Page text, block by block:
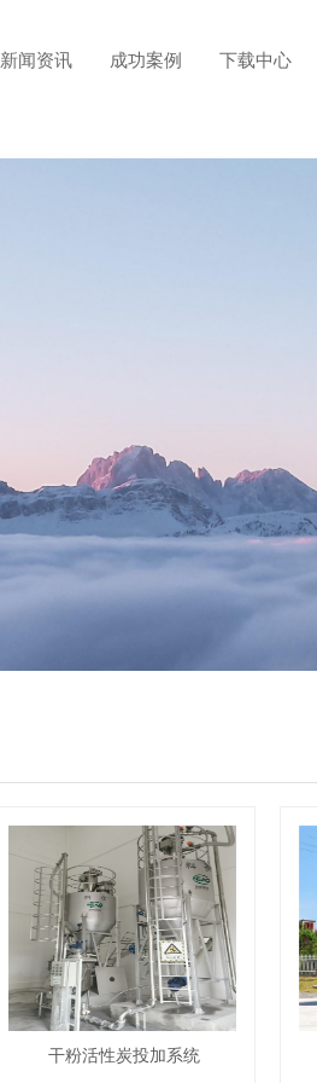
新闻资讯 成功案例 下载中心
干粉活性炭投加系统